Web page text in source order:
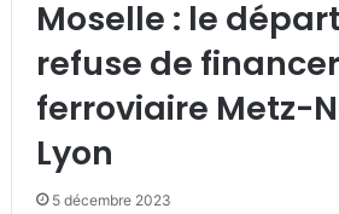
Moselle : le
refuse de
ferroviaire Metz-
Lyon
5 décembre 2023